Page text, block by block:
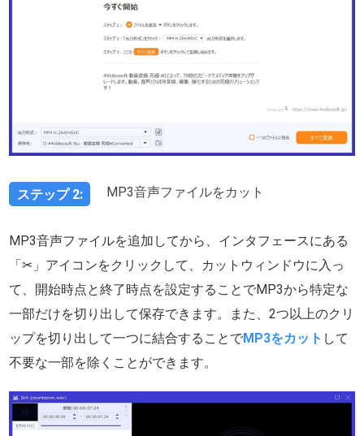
ステップ 2: MP3音声ファイルをカット
MP3音声ファイルを追加してから、インタフェースにある
「✂」アイコンをクリックして、カットウィンドウに入っ
て、開始時点と終了時点を設定することでMP3から特定な
一部だけを切り出して保存できます。また、2つ以上のクリ
ップを切り出して一つに結合することでMP3をカット して
不要な一部を除くことができます。